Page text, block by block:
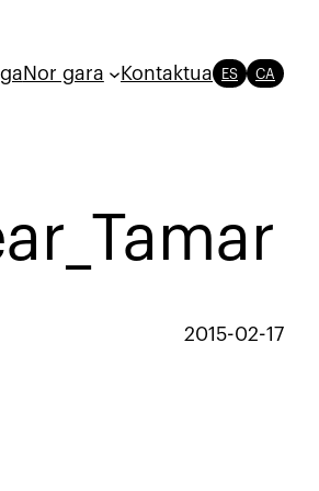
Nor gara Kontaktua ES CA
2015-02-17